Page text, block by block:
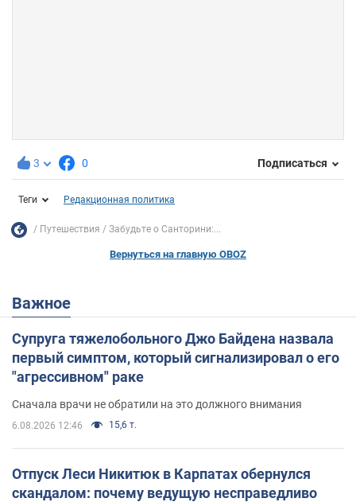
3 0 Подписаться
Теги Редакционная политика
Путешествия Забудьте о Санторини:...
Вернуться на главную OBOZ
Важное
Супруга тяжелобольного Джо Байдена назвала
первый симптом, который сигнализировал о его
"агрессивном" раке
Сначала врачи не обратили на это должного внимания
6.08.2026 12:46 15,6 т.
Отпуск Леси Никитюк в Карпатах обернулся
скандалом: почему ведущую несправедливо